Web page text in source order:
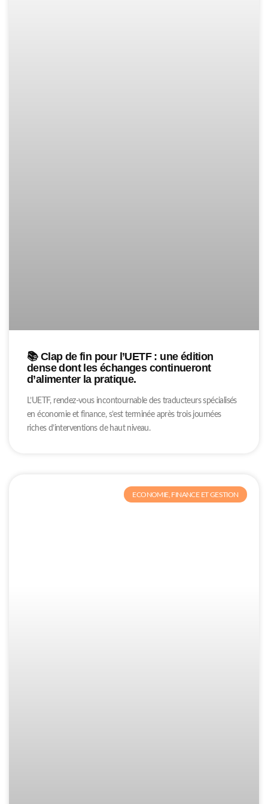
📚 Clap de fin pour l’UETF : une édition
dense dont les échanges continueront
d’alimenter la pratique.
L’UETF, rendez-vous incontournable des traducteurs spécialisés
en économie et finance, s’est terminée après trois journées
riches d’interventions de haut niveau.
ECONOMIE, FINANCE ET GESTION